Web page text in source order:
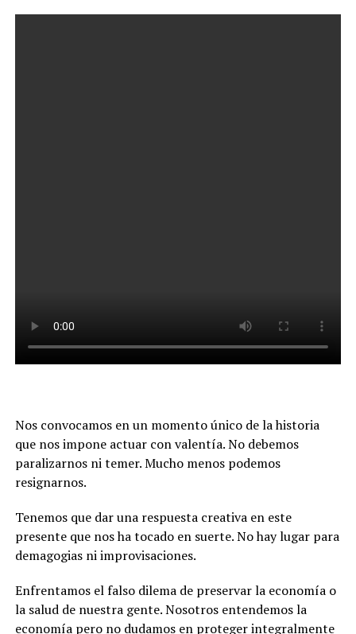
Nos convocamos en un momento único de la historia
que nos impone actuar con valentía. No debemos
paralizarnos ni temer. Mucho menos podemos
resignarnos.
Tenemos que dar una respuesta creativa en este
presente que nos ha tocado en suerte. No hay lugar para
demagogias ni improvisaciones.
Enfrentamos el falso dilema de preservar la economía o
la salud de nuestra gente. Nosotros entendemos la
economía pero no dudamos en proteger integralmente